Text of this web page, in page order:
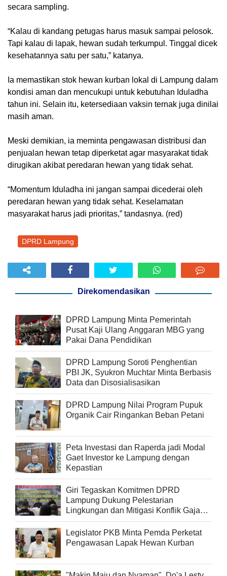
secara sampling.
“Kalau di kandang petugas harus masuk sampai pelosok.
Tapi kalau di lapak, hewan sudah terkumpul. Tinggal dicek
kesehatannya satu per satu,” katanya.
Ia memastikan stok hewan kurban lokal di Lampung dalam
kondisi aman dan mencukupi untuk kebutuhan Iduladha
tahun ini. Selain itu, ketersediaan vaksin ternak juga dinilai
masih aman.
Meski demikian, ia meminta pengawasan distribusi dan
penjualan hewan tetap diperketat agar masyarakat tidak
dirugikan akibat peredaran hewan yang tidak sehat.
“Momentum Iduladha ini jangan sampai dicederai oleh
peredaran hewan yang tidak sehat. Keselamatan
masyarakat harus jadi prioritas,” tandasnya. (red)
DPRD Lampung
Direkomendasikan
DPRD Lampung Minta Pemerintah
Pusat Kaji Ulang Anggaran MBG yang
Pakai Dana Pendidikan
DPRD Lampung Soroti Penghentian
PBI JK, Syukron Muchtar Minta Berbasis
Data dan Disosialisasikan
DPRD Lampung Nilai Program Pupuk
Organik Cair Ringankan Beban Petani
Peta Investasi dan Raperda jadi Modal
Gaet Investor ke Lampung dengan
Kepastian
Giri Tegaskan Komitmen DPRD
Lampung Dukung Pelestarian
Lingkungan dan Mitigasi Konflik Gajah
di Way Kambas
Legislator PKB Minta Pemda Perketat
Pengawasan Lapak Hewan Kurban